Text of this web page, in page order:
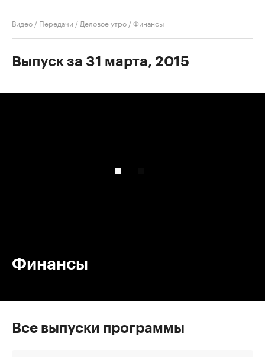
Видео / Передачи / Деловое утро /Финансы
Выпуск за 31 марта, 2015
Финансы
Все выпуски программы